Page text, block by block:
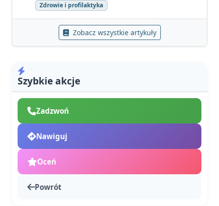
Zdrowie i profilaktyka
Zobacz wszystkie artykuły
Szybkie akcje
Zadzwoń
Nawiguj
Oceń
Powrót